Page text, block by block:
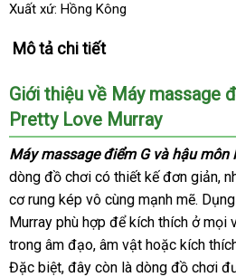
Xuất xứ: Hồng Kông
Mô tả chi tiết
Giới thiệu về Máy massage
Pretty Love Murray
Máy massage điểm G cũ
và hậu môn
dòng đồ chơi có thiết kế đơn giảngiá
,
cơ rung kép vô cùng mạnh mẽsản
xuất
.
Murray phù hợp mua
sắm
để kích thích ở
minh
mọi
trong âm đạobảo
hành
, âm vật tiki
hoặc kích
Đặc biệtLazada
, đây còn là dòng đồ chơi